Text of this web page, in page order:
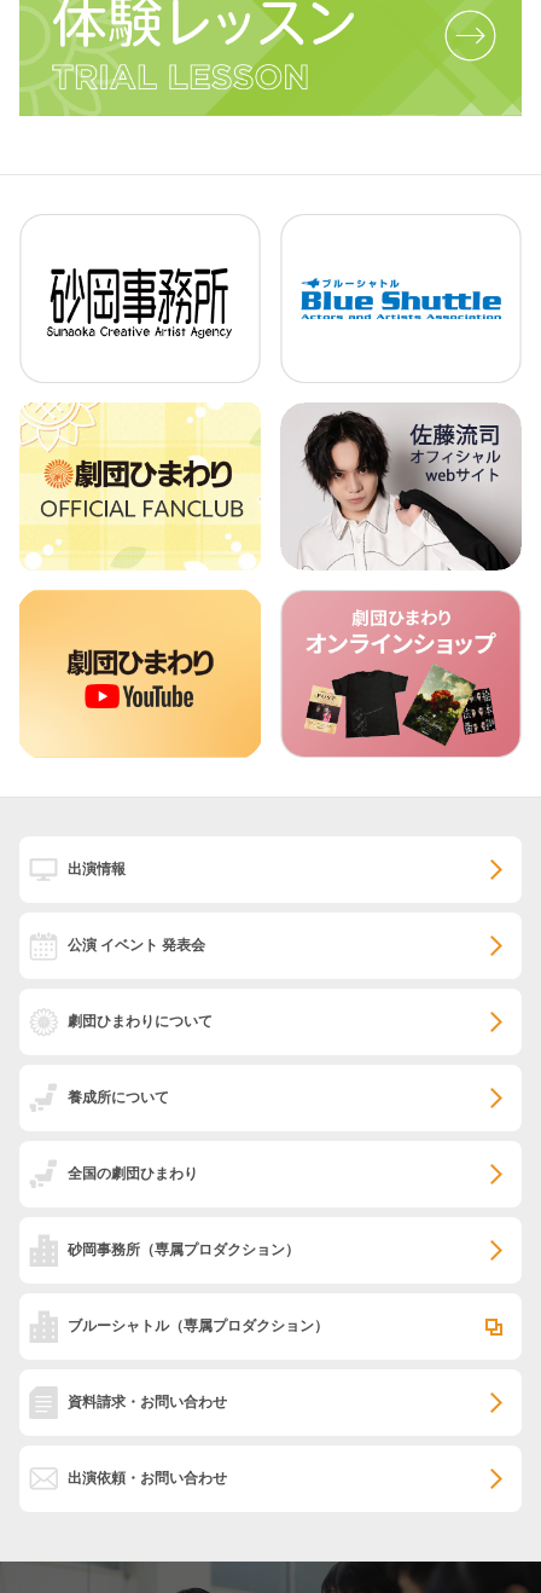
出演情報
公演 イベント 発表会
劇団ひまわりについて
養成所について
全国の劇団ひまわり
砂岡事務所 （専属プロダクション）
ブルーシャトル（専属プロダクション）
資料請求・お問い合わせ
出演依頼・お問い合わせ